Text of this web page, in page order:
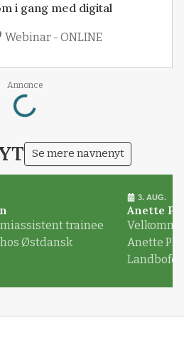
i gang med digital
Webinar - ONLINE
Annonce
Loading...
Se mere navnenyt
trainee
Østdansk
3. AUG.
Anette
Anette